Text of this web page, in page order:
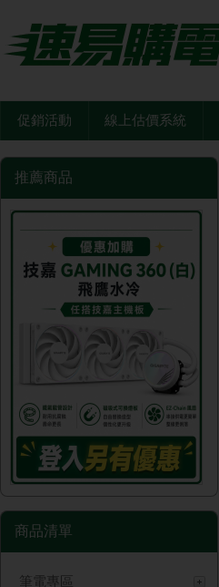
促銷活動 線上估價系統
推薦商品
商品清單
筆電專區